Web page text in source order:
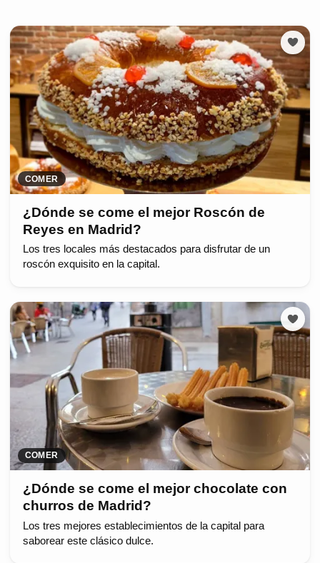
COMER
¿Dónde se come el mejor Roscón de
Reyes en Madrid?
Los tres locales más destacados para disfrutar de un
roscón exquisito en la capital.
COMER
¿Dónde se come el mejor chocolate con
churros de Madrid?
Los tres mejores establecimientos de la capital para
saborear este clásico dulce.